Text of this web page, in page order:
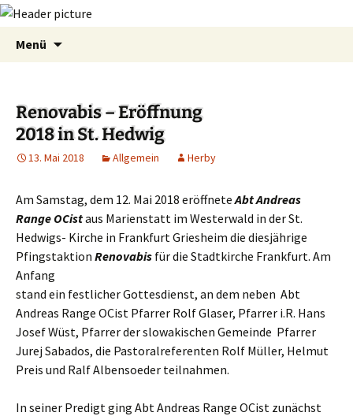
Menü
Renovabis – Eröffnung
2018 in St. Hedwig
13. Mai 2018 Allgemein Herby
Am Samstag, dem 12. Mai 2018 eröffneteAbt Andreas
Range OCistaus Marienstatt im Westerwald in der St.
Hedwigs- Kirche in Frankfurt Griesheim die diesjährige
Pfingstaktion Renovabis für die Stadtkirche Frankfurt. Am
Anfang
stand ein festlicher Gottesdienst, an dem neben Abt
Andreas Range OCist Pfarrer Rolf Glaser, Pfarrer i.R. Hans
Josef Wüst, Pfarrer der slowakischen Gemeinde Pfarrer
Jurej Sabados, die Pastoralreferenten Rolf Müller, Helmut
Preis und Ralf Albensoeder teilnahmen.
In seiner Predigt ging Abt Andreas Range OCist zunächst